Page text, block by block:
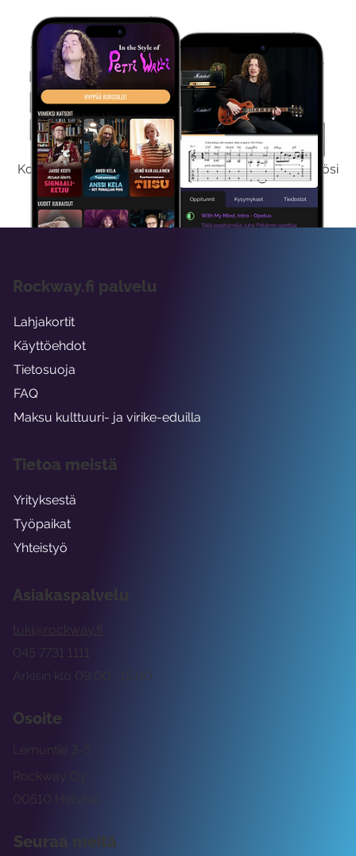
Kokeile Ilmaiseksi
Kokeilemalla ilmaiseksi saat koko sisältömme käyttöösi
viikon ajaksi.
Asiakaspalvelu
tuki@rockway.fi
Arkisin klo 09:00 -15:00
045 7731 1111
Osoite
Rockway Oy
Lemuntie 3-5
00510 Helsinki
Seuraa meitä
Rockway.fi palvelu
Lahjakortit
Käyttöehdot
Tietosuoja
FAQ
Maksu kulttuuri- ja virike-eduilla
Tietoa meistä
Yrityksestä
Työpaikat
Yhteistyö